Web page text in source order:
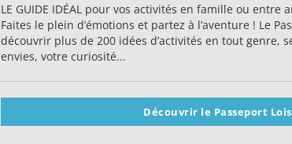
LE GUIDE IDÉAL pour vos activités en famille ou entre
Faites le plein d’émotions et partez à l’aventure ! Le
découvrir plus de 200 idées d’activités en tout genre,
envies, votre curiosité...
Découvrir le Passeport